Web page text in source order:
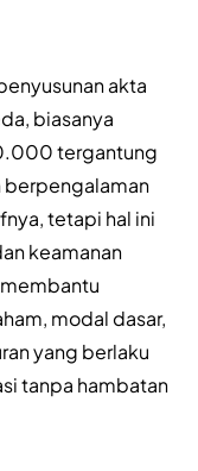
akta
biasanya
tergantung
berpengalaman
tetapi hal ini
keamanan
modal dasar,
yang berlaku
tanpa hambatan